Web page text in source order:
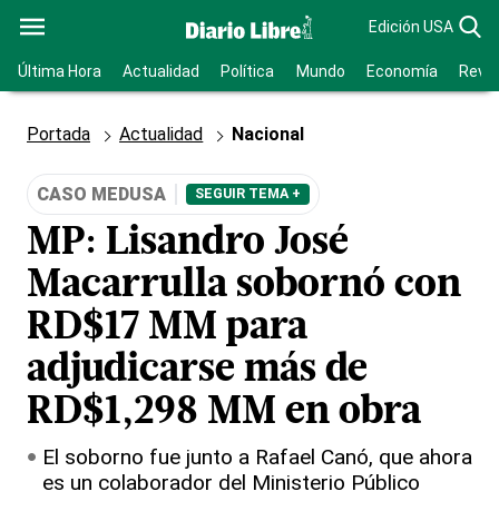
Edición USA
Última Hora Actualidad Política Mundo Economía
Portada Actualidad Nacional
CASO MEDUSA SEGUIR TEMA +
MP: Lisandro José
Macarrulla sobornó con
RD$17 MM para
adjudicarse más de
RD$1,298 MM en obra
El soborno fue junto a Rafael Canó, que ahora
es un colaborador del Ministerio Público